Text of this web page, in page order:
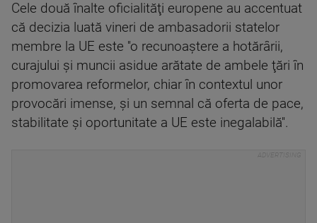
Cele două înalte oficialităţi europene au accentuat
că decizia luată vineri de ambasadorii statelor
membre la UE este ''o recunoaştere a hotărârii,
curajului şi muncii asidue arătate de ambele ţări în
promovarea reformelor, chiar în contextul unor
provocări imense, şi un semnal că oferta de pace,
stabilitate şi oportunitate a UE este inegalabilă''.